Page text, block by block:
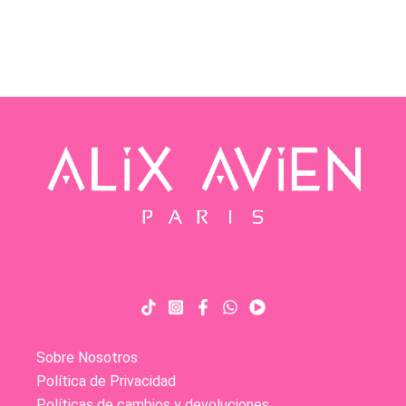
Sobre Nosotros
Política de Privacidad